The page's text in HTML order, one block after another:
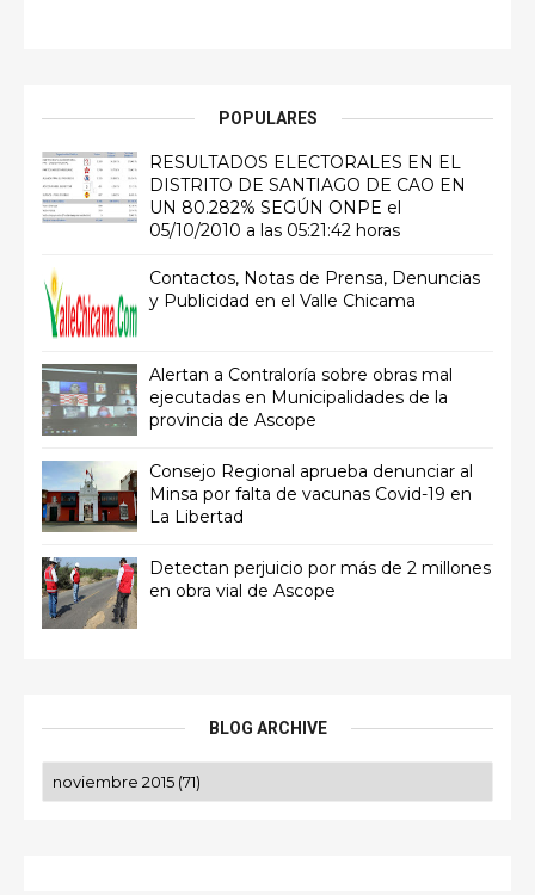
POPULARES
RESULTADOS ELECTORALES EN EL
DISTRITO DE SANTIAGO DE CAO EN
UN 80.282% SEGÚN ONPE el
05/10/2010 a las 05:21:42 horas
Contactos, Notas de Prensa, Denuncias
y Publicidad en el Valle Chicama
Alertan a Contraloría sobre obras mal
ejecutadas en Municipalidades de la
provincia de Ascope
Consejo Regional aprueba denunciar al
Minsa por falta de vacunas Covid-19 en
La Libertad
Detectan perjuicio por más de 2 millones
en obra vial de Ascope
BLOG ARCHIVE